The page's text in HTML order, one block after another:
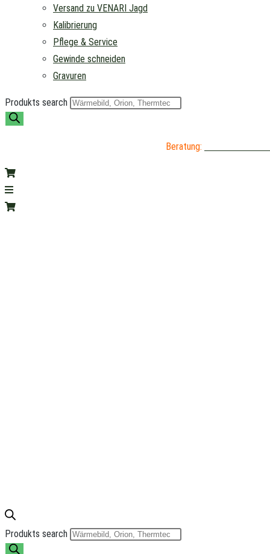
Versand zu VENARI Jagd
Kalibrierung
Pflege & Service
Gewinde schneiden
Gravuren
Produkts search
Beratung:
Produkts search